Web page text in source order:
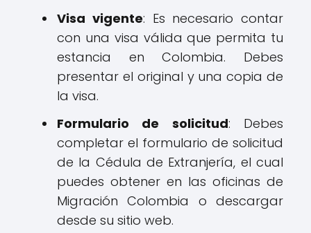
Visa vigente: Es necesario contar
con una visa válida que permita tu
estancia en Colombia. Debes
presentar el original y una copia de
la visa.
Formulario de solicitud: Debes
completar el formulario de solicitud
de la Cédula de Extranjería, el cual
puedes obtener en las oficinas de
Migración Colombia o descargar
desde su sitio web.